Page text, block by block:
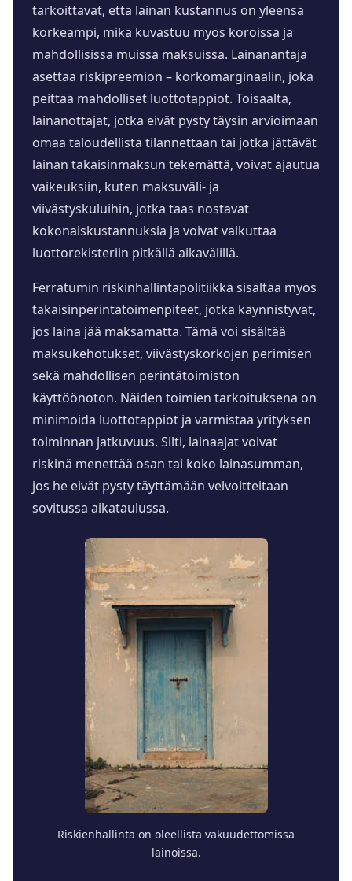
tarkoittavat, että lainan kustannus on yleensä
korkeampi, mikä kuvastuu myös koroissa ja
mahdollisissa muissa maksuissa. Lainanantaja
asettaa riskipreemion – korkomarginaalin, joka
peittää mahdolliset luottotappiot. Toisaalta,
lainanottajat, jotka eivät pysty täysin arvioimaan
omaa taloudellista tilannettaan tai jotka jättävät
lainan takaisinmaksun tekemättä, voivat ajautua
vaikeuksiin, kuten maksuväli- ja
viivästyskuluihin, jotka taas nostavat
kokonaiskustannuksia ja voivat vaikuttaa
luottorekisteriin pitkällä aikavälillä.
Ferratumin riskinhallintapolitiikka sisältää myös
takaisinperintätoimenpiteet, jotka käynnistyvät,
jos laina jää maksamatta. Tämä voi sisältää
maksukehotukset, viivästyskorkojen perimisen
sekä mahdollisen perintätoimiston
käyttöönoton. Näiden toimien tarkoituksena on
minimoida luottotappiot ja varmistaa yrityksen
toiminnan jatkuvuus. Silti, lainaajat voivat
riskinä menettää osan tai koko lainasumman,
jos he eivät pysty täyttämään velvoitteitaan
sovitussa aikataulussa.
Riskienhallinta on oleellista vakuudettomissa
lainoissa.